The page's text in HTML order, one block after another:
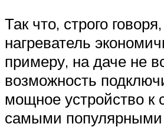
Так что, строго
нагреватель
примеру, на даче не
возможность
мощное устройство к
самыми популярными